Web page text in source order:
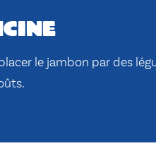
le jambon par des